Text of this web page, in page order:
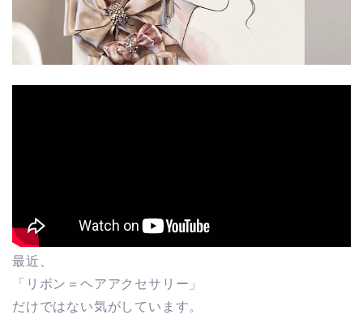
最近、
「リボン＝ヘアアクセサリー」
だけではない気がしています。